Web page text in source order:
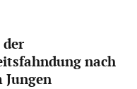
der
nach
Jungen